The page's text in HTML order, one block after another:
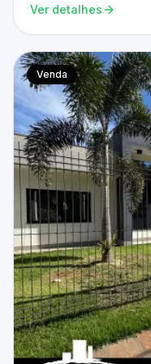
Ver detalhes
Venda